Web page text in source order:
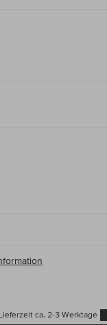
Lieferzeit ca. 2-3 Werktage